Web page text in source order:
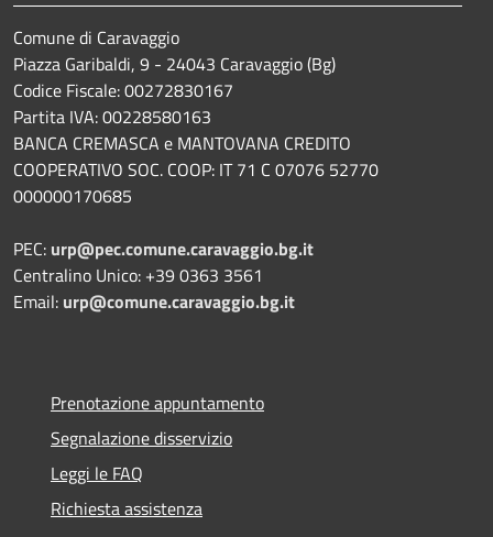
Comune di Caravaggio
Piazza Garibaldi, 9 - 24043 Caravaggio (Bg)
Codice Fiscale: 00272830167
Partita IVA: 00228580163
BANCA CREMASCA e MANTOVANA CREDITO
COOPERATIVO SOC. COOP: IT 71 C 07076 52770
000000170685
PEC: urp@pec.comune.caravaggio.bg.it
Centralino Unico: +39 0363 3561
Email: urp@comune.caravaggio.bg.it
Prenotazione appuntamento
Segnalazione disservizio
Leggi le FAQ
Richiesta assistenza